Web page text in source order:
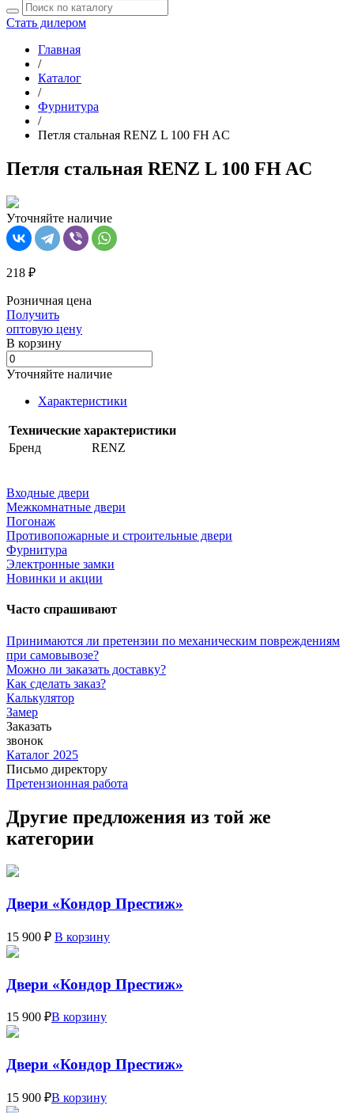
Стать дилером
Главная
/
Каталог
/
Фурнитура
/
Петля стальная RENZ L 100 FH AС
Петля стальная RENZ L 100 FH AС
Уточняйте наличие
218 ₽
Розничная цена
Получить
оптовую цену
В корзинy
Уточняйте наличие
Характеристики
Технические характеристики
Бренд
RENZ
Входные двери
Межкомнатные двери
Погонаж
Противопожарные и строительные двери
Фурнитура
Электронные замки
Новинки и акции
Часто спрашивают
Принимаются ли претензии по механическим повреждениям
при самовывозе?
Можно ли заказать доставку?
Как сделать заказ?
Калькулятор
Замер
Заказать
звонок
Каталог 2025
Письмо директору
Претензионная работа
Другие предложения из той же
категории
Двери «Кондор Престиж»
15 900 ₽ В корзину
Двери «Кондор Престиж»
15 900 ₽В корзину
Двери «Кондор Престиж»
15 900 ₽В корзину